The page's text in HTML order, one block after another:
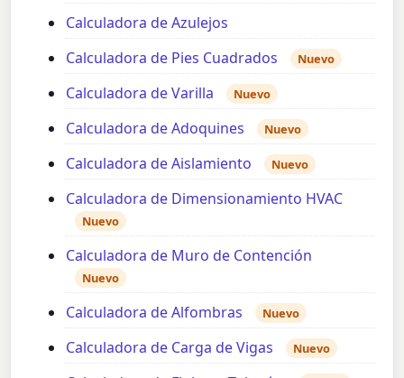
Calculadora de Azulejos
Calculadora de Pies Cuadrados
Nuevo
Calculadora de Varilla Nuevo
Calculadora de Adoquines Nuevo
Calculadora de Aislamiento Nuevo
Calculadora de Dimensionamiento HVAC
Nuevo
Calculadora de Muro de Contención
Nuevo
Calculadora de Alfombras Nuevo
Calculadora de Carga de Vigas Nuevo